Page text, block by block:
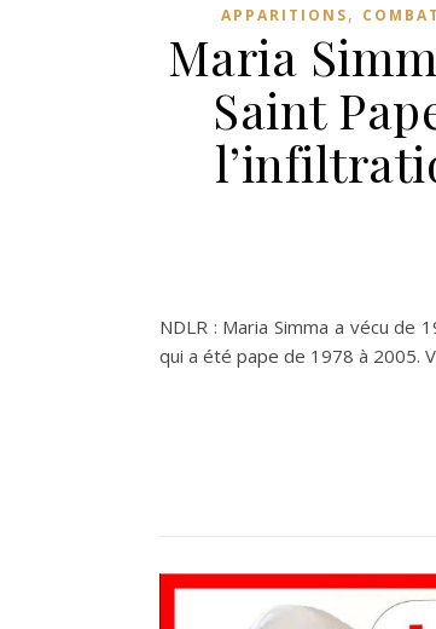
APPARITIONS,
Maria
Saint
NDLR : Maria Simma a vécu de
qui a été pape de 1978 à 2005.